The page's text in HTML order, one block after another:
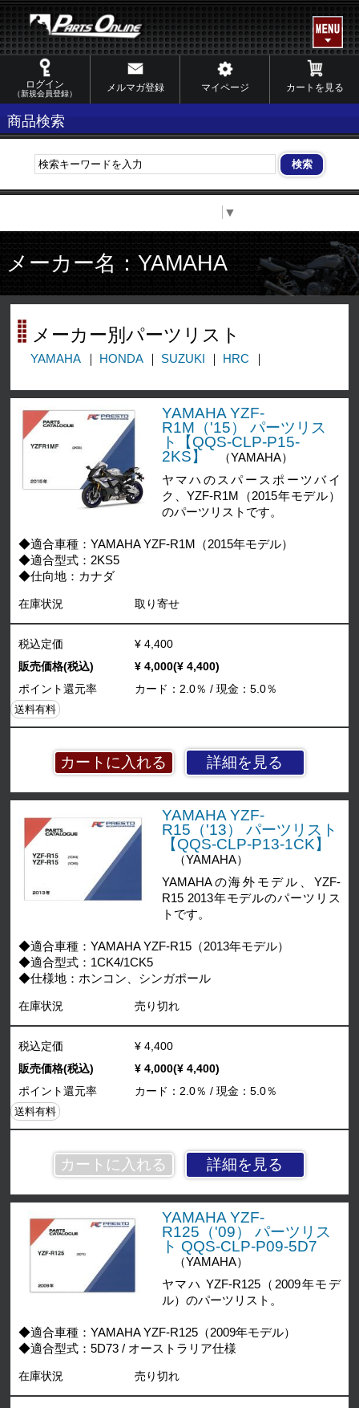
ログイン
（新規会員登録）
メルマガ登録 マイページ カートを見る
商品検索
▼
メーカー名：YAMAHA
メーカー別パーツリスト
YAMAHA HONDA SUZUKI HRC
YAMAHA YZF-
R1M（'15） パーツリス
ト【QQS-CLP-P15-
2KS】
（YAMAHA）
ヤマハのスパースポーツバイ
ク、YZF-R1M（2015年モデル）
のパーツリストです。
◆適合車種：YAMAHA YZF-R1M（2015年モデル）
◆適合型式：2KS5
◆仕向地：カナダ
在庫状況 取り寄せ
詳細を見る
税込定価
¥ 4,400
販売価格(税込)
¥ 4,000(¥ 4,400)
ポイント還元率
カード：2.0％ / 現金：5.0％
送料有料
YAMAHA YZF-
R15（'13） パーツリスト
【QQS-CLP-P13-1CK】
（YAMAHA）
YAMAHAの海外モデル、YZF-
R15 2013年モデルのパーツリス
トです。
◆適合車種：YAMAHA YZF-R15（2013年モデル）
◆適合型式：1CK4/1CK5
◆仕様地：ホンコン、シンガポール
在庫状況 売り切れ
詳細を見る
税込定価
¥ 4,400
販売価格(税込)
¥ 4,000(¥ 4,400)
ポイント還元率
カード：2.0％ / 現金：5.0％
送料有料
YAMAHA YZF-
R125（'09） パーツリス
ト QQS-CLP-P09-5D7
（YAMAHA）
ヤマハ YZF-R125（2009年モデ
ル）のパーツリスト。
◆適合車種：YAMAHA YZF-R125（2009年モデル）
◆適合型式：5D73 / オーストラリア仕様
在庫状況 売り切れ